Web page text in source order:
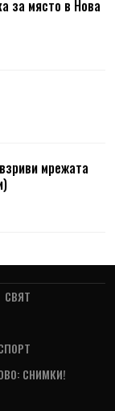
за място в Нова
мрежата
СВЯТ
СНИМКИ!